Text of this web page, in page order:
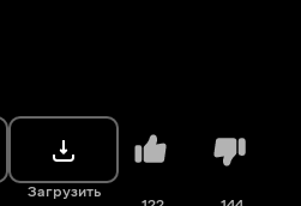
Загрузить